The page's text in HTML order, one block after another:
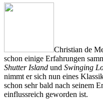
Christian de
schon einige Erfahrungen
Shutter Island und Swinging
nimmt er sich nun eines
schon sehr bald nach seinem
einflussreich geworden ist.